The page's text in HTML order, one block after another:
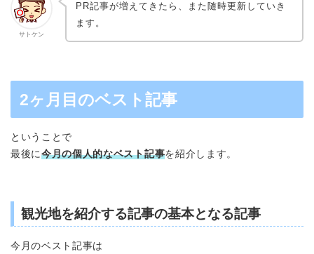
サトケン
PR記事が増えてきたら、また随時更新していき
ます。
2ヶ月目のベスト記事
ということで
最後に今月の個人的なベスト記事を紹介します。
観光地を紹介する記事の基本となる記事
今月のベスト記事は